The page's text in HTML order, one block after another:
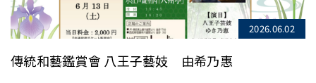
2026.06.02
傳統和藝鑑賞會 八王子藝妓 由希乃惠